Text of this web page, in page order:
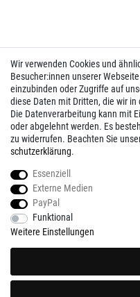
Wir verwenden Cookies und
Besucher:innen unserer
einzubinden oder Zugriffe auf
diese Daten mit Dritten, die wir
Die Datenverarbeitung kann mit
oder abgelehnt werden. Es
zu widerrufen. Beachten Sie
schutz­erklärung.
Essenziell
Externe Medien
PayPal
Funktional
Weitere Einstellungen